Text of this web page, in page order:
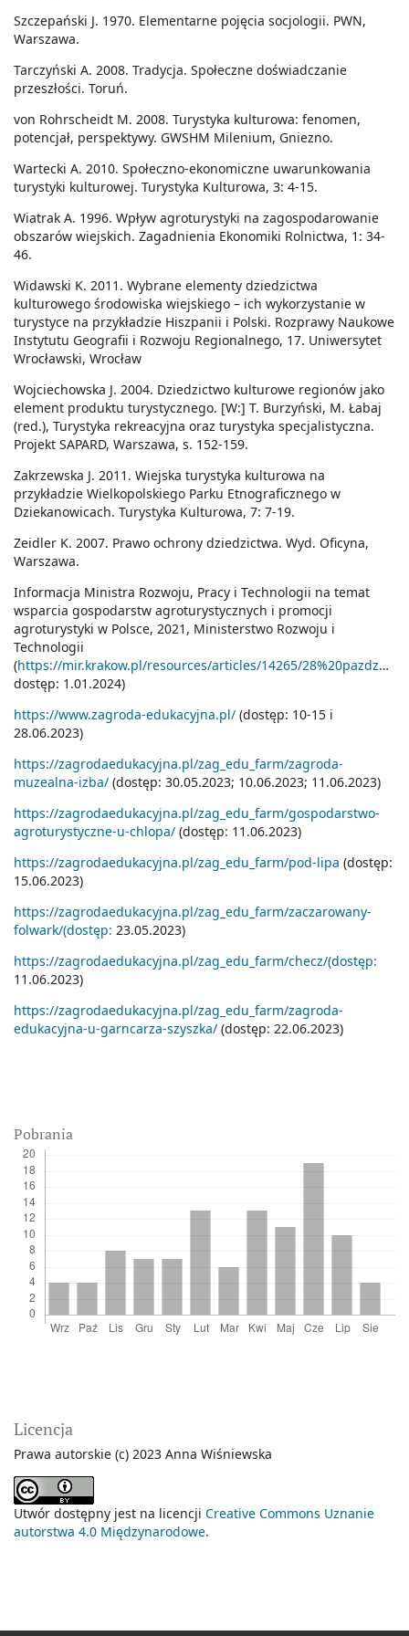
Pobrania
Szczepański J. 1970. Elementarne pojęcia socjologii. PWN,
Warszawa.
Tarczyński A. 2008. Tradycja. Społeczne doświadczanie
przeszłości. Toruń.
von Rohrscheidt M. 2008. Turystyka kulturowa: fenomen,
potencjał, perspektywy. GWSHM Milenium, Gniezno.
Wartecki A. 2010. Społeczno-ekonomiczne uwarunkowania
turystyki kulturowej. Turystyka Kulturowa, 3: 4-15.
Wiatrak A. 1996. Wpływ agroturystyki na zagospodarowanie
obszarów wiejskich. Zagadnienia Ekonomiki Rolnictwa, 1: 34-
46.
Widawski K. 2011. Wybrane elementy dziedzictwa
kulturowego środowiska wiejskiego – ich wykorzystanie w
turystyce na przykładzie Hiszpanii i Polski. Rozprawy Naukowe
Instytutu Geografii i Rozwoju Regionalnego, 17. Uniwersytet
Wrocławski, Wrocław
Wojciechowska J. 2004. Dziedzictwo kulturowe regionów jako
element produktu turystycznego. [W:] T. Burzyński, M. Łabaj
(red.), Turystyka rekreacyjna oraz turystyka specjalistyczna.
Projekt SAPARD, Warszawa, s. 152-159.
Zakrzewska J. 2011. Wiejska turystyka kulturowa na
przykładzie Wielkopolskiego Parku Etnograficznego w
Dziekanowicach. Turystyka Kulturowa, 7: 7-19.
Zeidler K. 2007. Prawo ochrony dziedzictwa. Wyd. Oficyna,
Warszawa.
Informacja Ministra Rozwoju, Pracy i Technologii na temat
wsparcia gospodarstw agroturystycznych i promocji
agroturystyki w Polsce, 2021, Ministerstwo Rozwoju i
Technologii
(https://mir.krakow.pl/resources/articles/14265/28%20pazdz%2021_Informacja%20MRiT_wsparcie%20agroturystyki.pdf;
dostęp: 1.01.2024)
https://www.zagroda-edukacyjna.pl/ (dostęp: 10-15 i
28.06.2023)
https://zagrodaedukacyjna.pl/zag_edu_farm/zagroda-
muzealna-izba/ (dostęp: 30.05.2023; 10.06.2023; 11.06.2023)
https://zagrodaedukacyjna.pl/zag_edu_farm/gospodarstwo-
agroturystyczne-u-chlopa/ (dostęp: 11.06.2023)
https://zagrodaedukacyjna.pl/zag_edu_farm/pod-lipa (dostęp:
15.06.2023)
https://zagrodaedukacyjna.pl/zag_edu_farm/zaczarowany-
folwark/(dostęp: 23.05.2023)
https://zagrodaedukacyjna.pl/zag_edu_farm/checz/(dostęp:
11.06.2023)
https://zagrodaedukacyjna.pl/zag_edu_farm/zagroda-
edukacyjna-u-garncarza-szyszka/ (dostęp: 22.06.2023)
Licencja
Prawa autorskie (c) 2023 Anna Wiśniewska
Utwór dostępny jest na licencji Creative Commons Uznanie
autorstwa 4.0 Międzynarodowe.